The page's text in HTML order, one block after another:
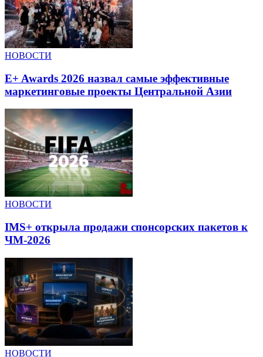
НОВОСТИ
E+ Awards 2026 назвал самые эффективные
маркетинговые проекты Центральной Азии
НОВОСТИ
IMS+ открыла продажи спонсорских пакетов к
ЧМ-2026
НОВОСТИ